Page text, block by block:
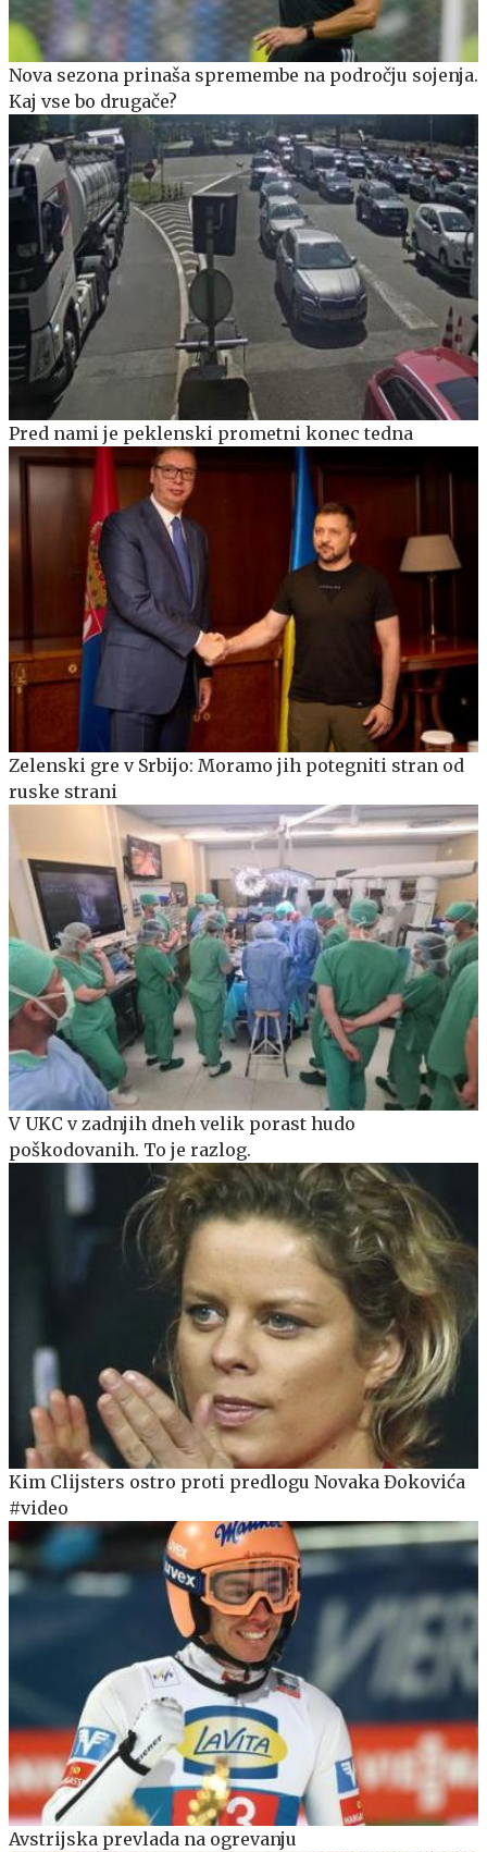
Nova sezona prinaša spremembe na področju sojenja.
Kaj vse bo drugače?
Pred nami je peklenski prometni konec tedna
Zelenski gre v Srbijo: Moramo jih potegniti stran od
ruske strani
V UKC v zadnjih dneh velik porast hudo
poškodovanih. To je razlog.
Kim Clijsters ostro proti predlogu Novaka Đokovića
#video
Avstrijska prevlada na ogrevanju